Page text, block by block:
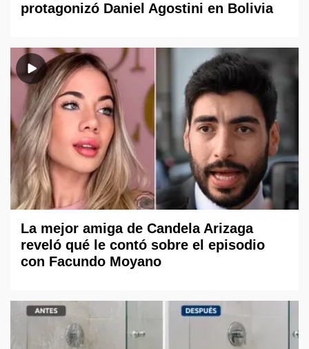
protagonizó Daniel Agostini en Bolivia
La mejor amiga de Candela Arizaga
reveló qué le contó sobre el episodio
con Facundo Moyano